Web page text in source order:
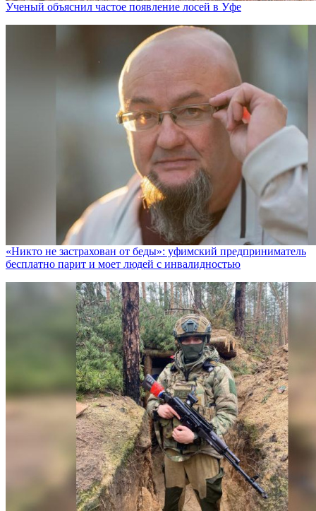
Ученый объяснил частое появление лосей в Уфе
«Никто не заcтрахован от беды»: уфимский предприниматель
бесплатно парит и моет людей с инвалидностью